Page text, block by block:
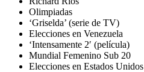
Olimpiadas
‘Griselda’ (serie de TV)
Elecciones en Venezuela
‘Intensamente 2′ (película)
Mundial Femenino Sub 20
Elecciones en Estados Unidos